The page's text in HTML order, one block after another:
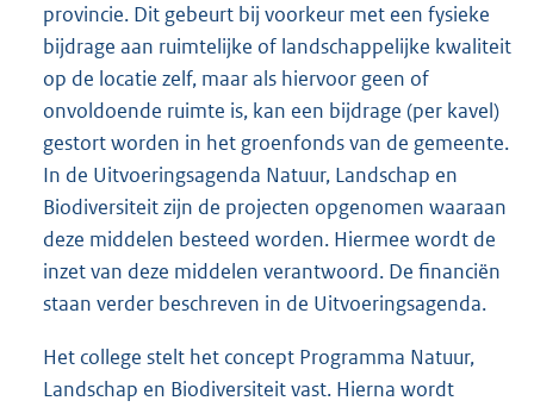
provincie. Dit gebeurt bij voorkeur met een fysieke
bijdrage aan ruimtelijke of landschappelijke kwaliteit
op de locatie zelf, maar als hiervoor geen of
onvoldoende ruimte is, kan een bijdrage (per kavel)
gestort worden in het groenfonds van de gemeente.
In de Uitvoeringsagenda Natuur, Landschap en
Biodiversiteit zijn de projecten opgenomen waaraan
deze middelen besteed worden. Hiermee wordt de
inzet van deze middelen verantwoord. De ﬁnanciën
staan verder beschreven in de Uitvoeringsagenda.
Het college stelt het concept Programma Natuur,
Landschap en Biodiversiteit vast. Hierna wordt